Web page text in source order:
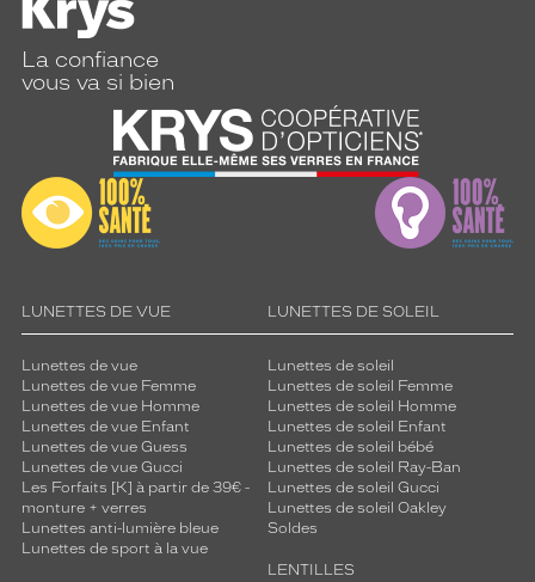
La confiance
vous va si bien
LUNETTES DE VUE
Lunettes de vue
Lunettes de vue Femme
Lunettes de vue Homme
Lunettes de vue Enfant
Lunettes de vue Guess
Lunettes de vue Gucci
Les Forfaits [K] à partir de 39€ -
monture + verres
Lunettes anti-lumière bleue
Lunettes de sport à la vue
LUNETTES DE SOLEIL
Lunettes de soleil
Lunettes de soleil Femme
Lunettes de soleil Homme
Lunettes de soleil Enfant
Lunettes de soleil bébé
Lunettes de soleil Ray-Ban
Lunettes de soleil Gucci
Lunettes de soleil Oakley
Soldes
LENTILLES